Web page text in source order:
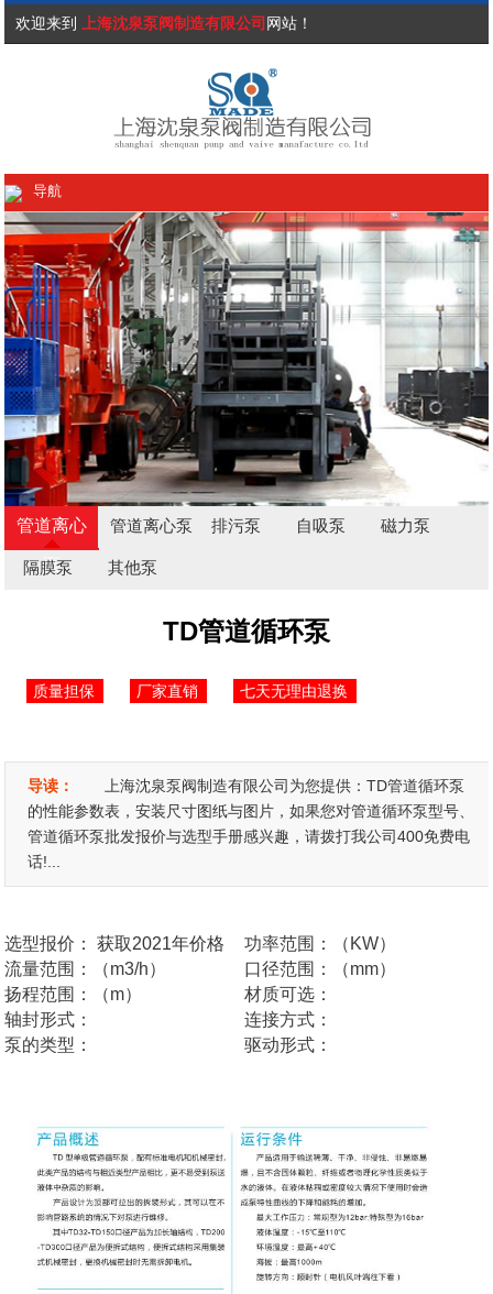
欢迎来到 上海沈泉泵阀制造有限公司 网站！
导航
管道离心
泵
管道离心泵 排污泵 自吸泵 磁力泵
隔膜泵 其他泵
TD管道循环泵
质量担保 厂家直销 七天无理由退换
导读：
上海沈泉泵阀制造有限公司为您提供：TD管道循环泵
的性能参数表，安装尺寸图纸与图片，如果您对管道循环泵型号、
管道循环泵批发报价与选型手册感兴趣，请拨打我公司400免费电
话!...
选型报价：
获取2021年价格
流量范围：（m3/h）
扬程范围：（m）
轴封形式：
泵的类型：
功率范围：（KW）
口径范围：（mm）
材质可选：
连接方式：
驱动形式：